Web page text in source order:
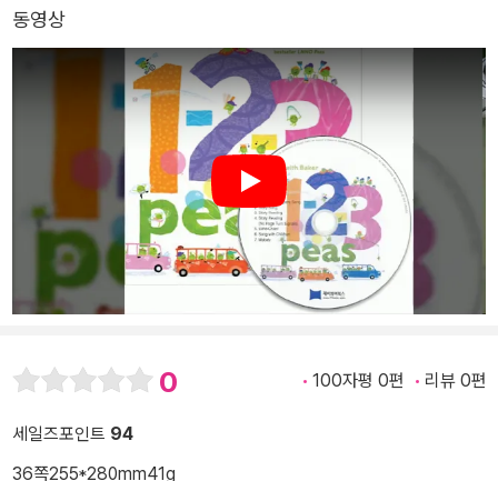
동영상
Play
0 100자평 0편 리뷰 0편
세일즈포인트 94
36쪽255*280mm41g